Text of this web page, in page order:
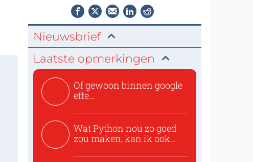
Nieuwsbrief
Laatste opmerkingen
Of gewoon binnen google
effe
Wat Python nou zo goed
zou maken, kan ik ook